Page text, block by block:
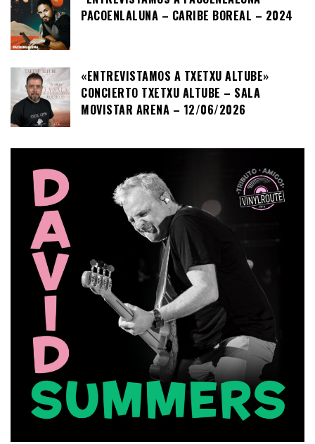
PACOENLALUNA – CARIBE BOREAL – 2024
«ENTREVISTAMOS A TXETXU ALTUBE»
CONCIERTO TXETXU ALTUBE – SALA
MOVISTAR ARENA – 12/06/2026